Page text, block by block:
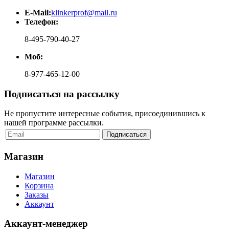
E-Mail:klinkerprof@mail.ru
Телефон:
8-495-790-40-27
Моб:
8-977-465-12-00
Подписаться на рассылку
Не пропустите интересные события, присоединившись к
нашей программе рассылки.
Магазин
Магазин
Корзина
Заказы
Аккаунт
Аккаунт-менеджер